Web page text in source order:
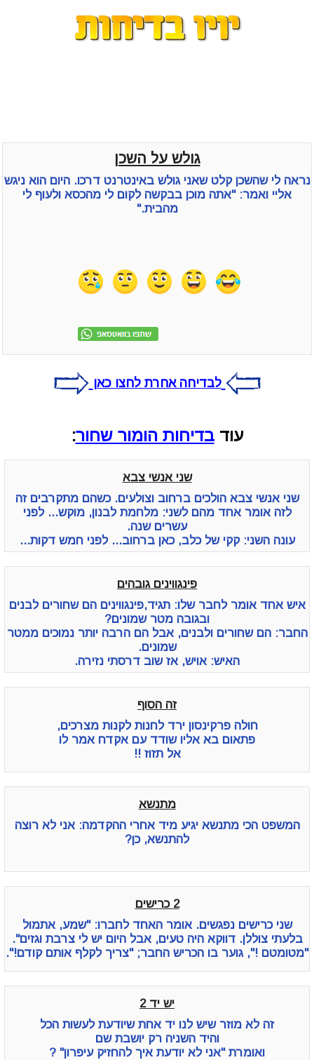
גולש על השכן
נראה לי שהשכן קלט שאני גולש באינטרנט דרכו. היום הוא ניגש
אליי ואמר: "אתה מוכן בבקשה לקום לי מהכסא ולעוף לי
מהבית."
לבדיחה אחרת לחצו כאן
עוד בדיחות הומור שחור:
שני אנשי צבא
שני אנשי צבא הולכים ברחוב וצולעים. כשהם מתקרבים זה
לזה אומר אחד מהם לשני: מלחמת לבנון, מוקש... לפני
עשרים שנה.
עונה השני: קקי של כלב, כאן ברחוב... לפני חמש דקות...
פינגווינים גובהים
איש אחד אומר לחבר שלו: תגיד,פינגווינים הם שחורים לבנים
ובגובה מטר שמונים?
החבר: הם שחורים ולבנים, אבל הם הרבה יותר נמוכים ממטר
שמונים.
האיש: אויש, אז שוב דרסתי נזירה.
זה הסוף
חולה פרקינסון ירד לחנות לקנות מצרכים,
פתאום בא אליו שודד עם אקדח אמר לו
אל תזוז !!
מתנשא
המשפט הכי מתנשא יגיע מיד אחרי ההקדמה: אני לא רוצה
להתנשא, כן?
2 כרישים
שני כרישים נפגשים. אומר האחד לחברו: "שמע, אתמול
בלעתי צוללן. דווקא היה טעים, אבל היום יש לי צרבת וגזים".
"מטומטם !", גוער בו הכריש החבר; "צריך לקלף אותם קודם!".
יש יד 2
זה לא מוזר שיש לנו יד אחת שיודעת לעשות הכל
והיד השניה רק יושבת שם
ואומרת "אני לא יודעת איך להחזיק עיפרון" ?